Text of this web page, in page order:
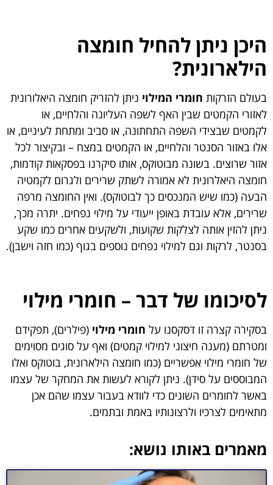
היכן ניתן להחיל חומצה
הילארונית?
בעולם הזרקות חומרי המילוי ניתן להזריק חומצה היאלורונית
לאזורי הקמטים שבין האף לשפה העליונה והלחיים, או
לקמטים שבצידי השפה התחתונה, או סביב ומתחת לעיניים, או
אלו באזור הסנטר והלחיים, או הקמטים במצח – ובקיצור לכל
אזור שרוצים. בשונה מבוטוקס, אותו סיקרנו בפסקאות קודמות,
חומצה היאלרונית לא אמורה לשתק שרירים ולגרום לקמטיה
הבעה (כמו שיש המנכסים כך לבוטוקס). ואין החומצה מרפה
שרירים, אלא עובדת באופן ייעודי על מילוי נפחים. יתרה מכך,
ניתן להזין אותה לצלקות שקועות, ולשקעים אחרים כמו שקע
בסנטר, לרקות וגם למילוי נפחים נוספים בגוף (כמו חזה וישבן).
לסיכומו של דבר – חומרי מילוי
בסקירה קצרה זו דסקסנו על חומרי מילוי (פילרים), תפקידם
ומטרתם (מענה חיצוני למילוי קמטים) ואף על סוגים מסוימים
של חומרי מילוי אפשריים (כמו חומצה הילארונית, בוטוקס ואלו
המבוססים על סידן). ניתן לקורא לעשות את המחקר של עצמו
באשר לחומרים השונים כדי לוודא בעבור עצמו שהם אכן
מתאימים לצרכיו ולרצונותיו באמת ובתמים.
מאמרים באותו נושא: